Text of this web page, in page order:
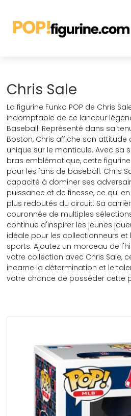
Chris Sale
La figurine Funko POP de Chris
indomptable de ce lanceur
Baseball. Représenté dans sa
Boston, Chris affiche son
unique sur le monticule. Avec sa
bras emblématique, cette
pour les fans de baseball. Chris
capacité à dominer ses
puissance et de finesse, ce qui
plus redoutés du circuit. Sa
couronnée de multiples
continue d'inspirer les jeunes
idéale pour les collectionneurs et
sports. Ajoutez un morceau de
votre collection avec Chris Sale,
incarne la détermination et le
votre chance de posséder cette